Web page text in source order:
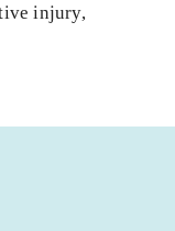
injury,